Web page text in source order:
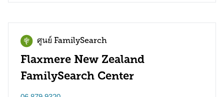
ศูนย์ FamilySearch
Flaxmere New Zealand
FamilySearch Center